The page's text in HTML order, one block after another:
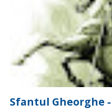
Sfantul Gheorghe